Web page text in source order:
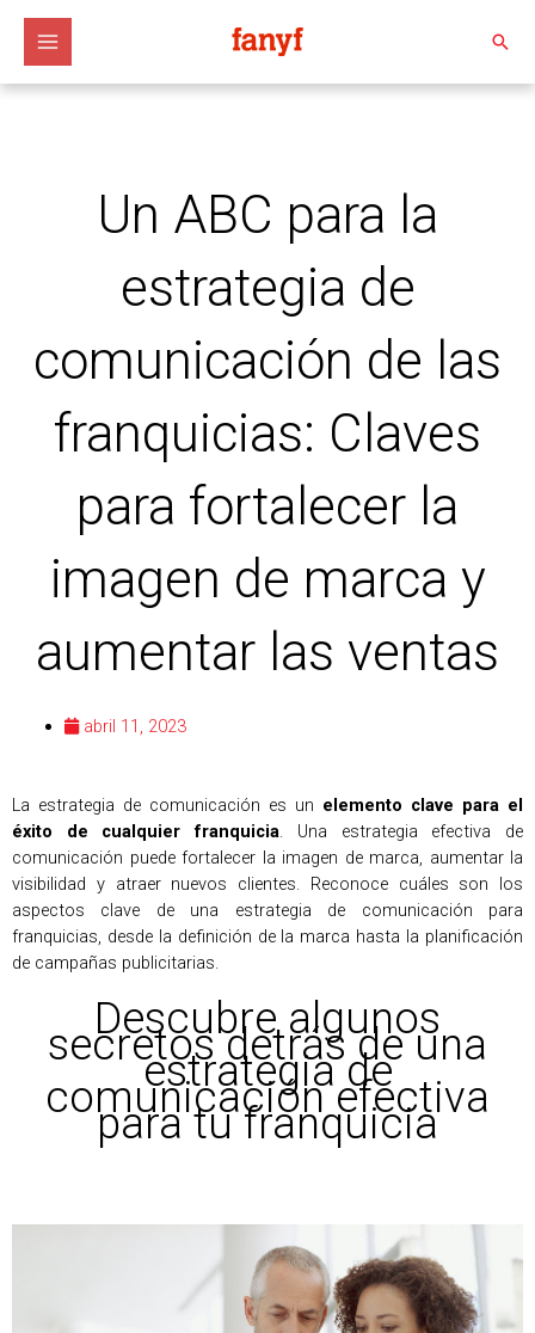
contenido
Un ABC para la
estrategia de
comunicación de las
franquicias: Claves
para fortalecer la
imagen de marca y
aumentar las ventas
abril 11, 2023
La estrategia de comunicación es un elemento clave para el
éxito de cualquier franquicia. Una estrategia efectiva de
comunicación puede fortalecer la imagen de marca, aumentar la
visibilidad y atraer nuevos clientes. Reconoce cuáles son los
aspectos clave de una estrategia de comunicación para
franquicias, desde la definición de la marca hasta la planificación
de campañas publicitarias.
Descubre algunos
secretos detrás de una
estrategia de
comunicación efectiva
para tu franquicia